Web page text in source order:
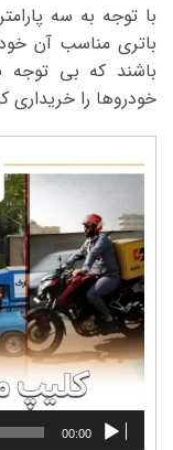
با توجه به سه
باتری مناسب آن
باشند که بی توجه
خودروها را خریداری
نمایشگر
ویدیو
00:00